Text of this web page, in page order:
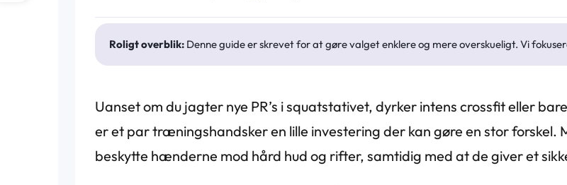
Roligt overblik:Denne guide er skrevet for at gøre valget enklere og mere overskueligt. Vi
Uanset om du jagter nye PR’s i squatstativet, dyrker intens crossfit eller
er et par træningshandsker en lille investering der kan gøre en stor
beskytte hænderne mod hård hud og rifter, samtidig med at de giver et